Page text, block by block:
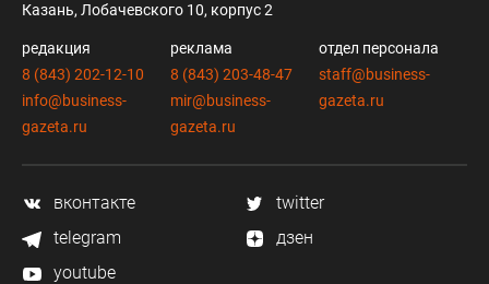
Казань, Лобачевского 10, корпус 2
редакция
8 (843) 202-12-10
info@business-
gazeta.ru
реклама
8 (843) 203-48-47
mir@business-
gazeta.ru
отдел персонала
staff@business-
gazeta.ru
вконтакте
twitter
telegram
дзен
youtube